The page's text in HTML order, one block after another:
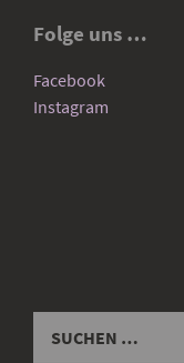
Folge uns …
Facebook
Instagram